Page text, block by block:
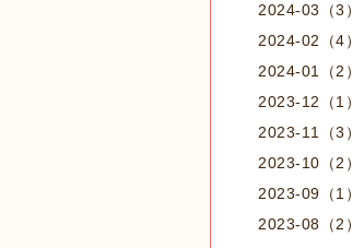
2024-03（3）
2024-02（4）
2024-01（2）
2023-12（1）
2023-11（3）
2023-10（2）
2023-09（1）
2023-08（2）